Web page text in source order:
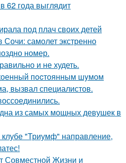
62 года выглядит
под плач своих детей
самолет экстренно
номер.
и не худеть.
пocтоянным шyмом
вызвал специалистов.
из самых мощных девушек в
клубе "Триумф" направление,
Совместной Жизни и